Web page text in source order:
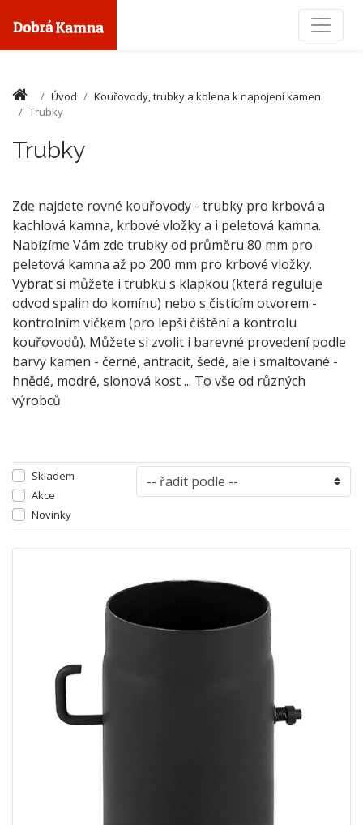
Úvod
Kouřovody, trubky a kolena k napojení kamen
Trubky
Trubky
Zde najdete rovné kouřovody - trubky pro krbová a
kachlová kamna, krbové vložky a i peletová kamna.
Nabízíme Vám zde trubky od průměru 80 mm pro
peletová kamna až po 200 mm pro krbové vložky.
Vybrat si můžete i trubku s klapkou (která reguluje
odvod spalin do komínu) nebo s čistícím otvorem -
kontrolním víčkem (pro lepší čištění a kontrolu
kouřovodů). Můžete si zvolit i barevné provedení podle
barvy kamen - černé, antracit, šedé, ale i smaltované -
hnědé, modré, slonová kost ... To vše od různých
výrobců
Skladem
Akce
Novinky